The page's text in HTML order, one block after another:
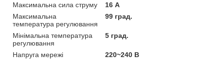
Максимальна сила струму
16 А
Максимальна
температура регулювання
99 град.
Мінімальна температура
регулювання
5 град.
Напруга мережі
220~240 В